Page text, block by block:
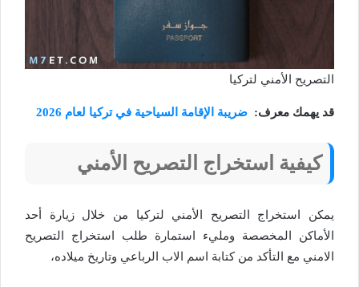
التصريح الأمني لتركيا
قد يهمك معرف: ضريبة الإقامة السياحية في تركيا لعام 2026
كيفية استخراج التصريح الأمني
يمكن استخراج التصريح الأمني لتركيا من خلال زيارة أحد
الأماكن المخصصة ومليء استمارة طلب استخراج التصريح
الامني مع التأكد من كتابة اسم الاب الرباعي وتاريخ ميلاده،